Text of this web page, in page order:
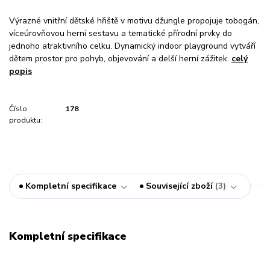
Výrazné vnitřní dětské hřiště v motivu džungle propojuje tobogán,
víceúrovňovou herní sestavu a tematické přírodní prvky do
jednoho atraktivního celku. Dynamický indoor playground vytváří
dětem prostor pro pohyb, objevování a delší herní zážitek. celý
popis
Číslo
produktu:
178
Kompletní specifikace Související zboží 3
Kompletní specifikace